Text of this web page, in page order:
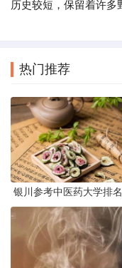
历史较短，保留着许多
热门推荐
银川参考中医药大学排